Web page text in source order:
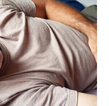
ย่างไม่ว่าจะเป็น
ใต้ดินแหล่งใหม่
คงขุดพบทรัพย์โบราณ